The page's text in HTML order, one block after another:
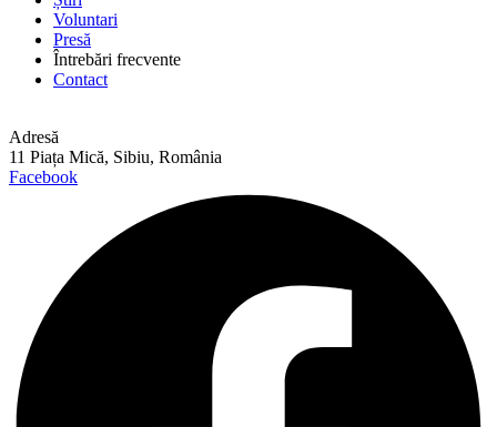
Voluntari
Presă
Întrebări frecvente
Contact
Adresă
11 Piața Mică, Sibiu, România
Facebook